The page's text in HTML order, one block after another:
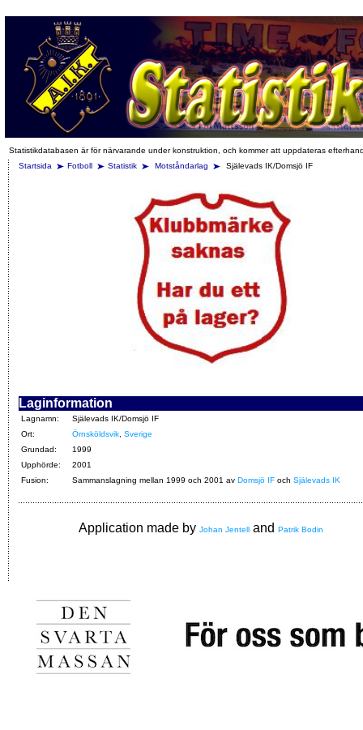
Statistikdatabasen är för närvarande under konstruktion, och kommer att uppdateras
Startsida
Fotboll Statistik Motståndarlag Själevads IK/Domsjö IF
Laginformation
Lagnamn:
Själevads IK/Domsjö IF
Ort:
Örnsköldsvik Sverige
Grundad:
1999
Upphörde:
2001
Fusion:
Sammanslagning mellan 1999 och 2001 av Domsjö IF och Själevads IK
Application made by Johan Jentell and Patrik Bodin